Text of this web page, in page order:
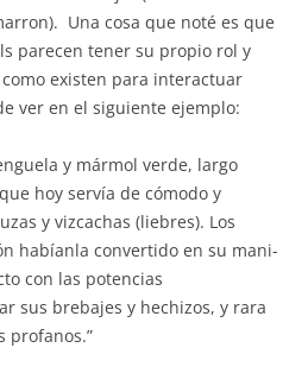
Una cosa que noté es que
parecen tener su propio rol y
existen para interactuar
ver en el siguiente ejemplo:
y mármol verde, largo
hoy servía de cómodo y
y vizcachas (liebres). Los
habíanla convertido en su mani-
con las potencias
sus brebajes y hechizos, y rara
profanos.”